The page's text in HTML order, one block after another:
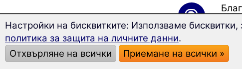
С
Настройки на бисквитките: Използваме
политика за защита на личните данни.
Отхвърляне на всички
Приемане на всички »